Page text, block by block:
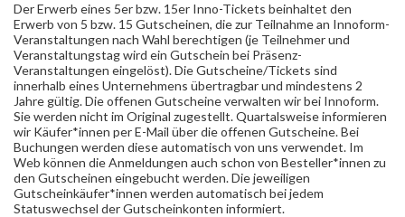
Der Erwerb eines 5er bzw. 15er Inno-Tickets beinhaltet den
Erwerb von 5 bzw. 15 Gutscheinen, die zur Teilnahme an Innoform-
Veranstaltungen nach Wahl berechtigen (je Teilnehmer und
Veranstaltungstag wird ein Gutschein bei Präsenz-
Veranstaltungen eingelöst). Die Gutscheine/Tickets sind
innerhalb eines Unternehmens übertragbar und mindestens 2
Jahre gültig. Die offenen Gutscheine verwalten wir bei Innoform.
Sie werden nicht im Original zugestellt. Quartalsweise informieren
wir Käufer*innen per E-Mail über die offenen Gutscheine. Bei
Buchungen werden diese automatisch von uns verwendet. Im
Web können die Anmeldungen auch schon von Besteller*innen zu
den Gutscheinen eingebucht werden. Die jeweiligen
Gutscheinkäufer*innen werden automatisch bei jedem
Statuswechsel der Gutscheinkonten informiert.